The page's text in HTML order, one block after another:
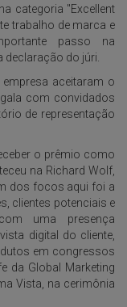
categoria "Excellent
trabalho de marca e
passo na
do júri.
empresa aceitaram o
com convidados
de representação
o prêmio como
na Richard Wolf,
dos focos aqui foi a
clientes potenciais e
uma presença
digital do cliente,
em congressos
da Global Marketing
Vista, na cerimônia